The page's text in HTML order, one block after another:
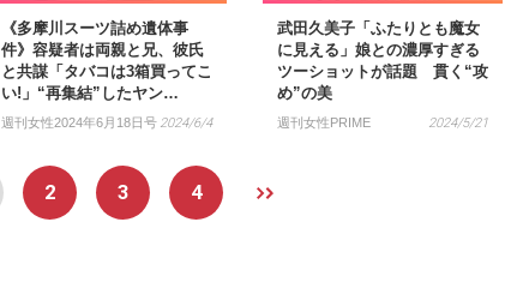
《多摩川スーツ詰め遺体事
件》容疑者は両親と兄、彼氏
と共謀「タバコは3箱買ってこ
い!」“再集結”したヤン…
週刊女性2024年6月18日号 2024/6/4
武田久美子「ふたりとも魔女
に見える」娘との濃厚すぎる
ツーショットが話題 貫く“攻
め”の美
週刊女性PRIME 2024/5/21
2 3 4